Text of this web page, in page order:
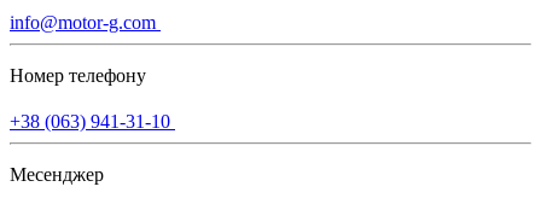
info@motor-g.com
Номер телефону
+38 (063) 941-31-10
Месенджер